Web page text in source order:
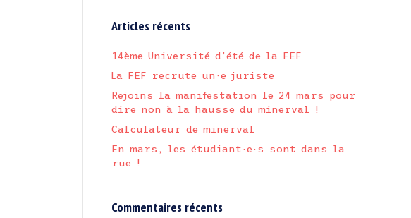
Articles récents
14ème Université d’été de la FEF
La FEF recrute un·e juriste
Rejoins la manifestation le 24 mars pour
dire non à la hausse du minerval !
Calculateur de minerval
En mars, les étudiant·e·s sont dans la
rue !
Commentaires récents